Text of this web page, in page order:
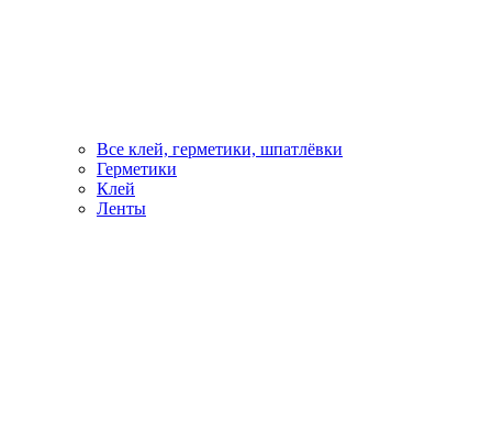
Все клей, герметики, шпатлёвки
Герметики
Клей
Ленты